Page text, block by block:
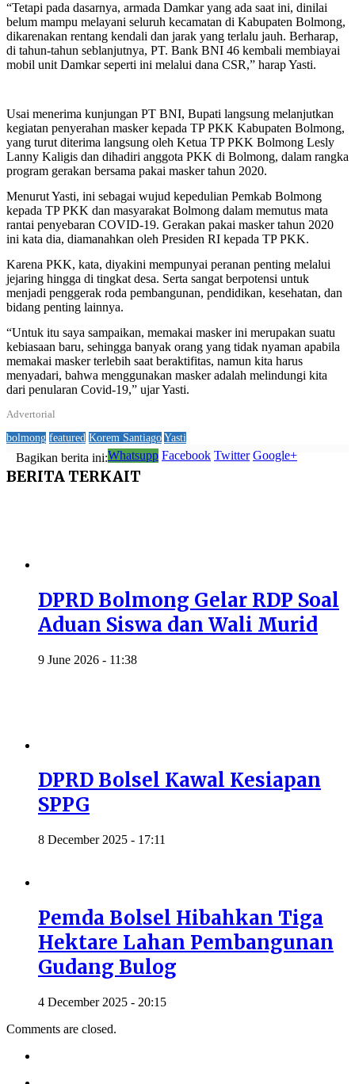
“Tetapi pada dasarnya, armada Damkar yang ada saat ini, dinilai
belum mampu melayani seluruh kecamatan di Kabupaten Bolmong,
dikarenakan rentang kendali dan jarak yang terlalu jauh. Berharap,
di tahun-tahun seblanjutnya, PT. Bank BNI 46 kembali membiayai
mobil unit Damkar seperti ini melalui dana CSR,” harap Yasti.
Usai menerima kunjungan PT BNI, Bupati langsung melanjutkan
kegiatan penyerahan masker kepada TP PKK Kabupaten Bolmong,
yang turut diterima langsung oleh Ketua TP PKK Bolmong Lesly
Lanny Kaligis dan dihadiri anggota PKK di Bolmong, dalam rangka
program gerakan bersama pakai masker tahun 2020.
Menurut Yasti, ini sebagai wujud kepedulian Pemkab Bolmong
kepada TP PKK dan masyarakat Bolmong dalam memutus mata
rantai penyebaran COVID-19. Gerakan pakai masker tahun 2020
ini kata dia, diamanahkan oleh Presiden RI kepada TP PKK.
Karena PKK, kata, diyakini mempunyai peranan penting melalui
jejaring hingga di tingkat desa. Serta sangat berpotensi untuk
menjadi penggerak roda pembangunan, pendidikan, kesehatan, dan
bidang penting lainnya.
“Untuk itu saya sampaikan, memakai masker ini merupakan suatu
kebiasaan baru, sehingga banyak orang yang tidak nyaman apabila
memakai masker terlebih saat beraktifitas, namun kita harus
menyadari, bahwa menggunakan masker adalah melindungi kita
dari penularan Covid-19,” ujar Yasti.
Advertorial
bolmong featured Korem Santiago Yasti
Bagikan berita ini:Whatsupp Facebook Twitter Google+
BERITA TERKAIT
DPRD Bolmong Gelar RDP Soal
Aduan Siswa dan Wali Murid
9 June 2026 - 11:38
DPRD Bolsel Kawal Kesiapan
SPPG
8 December 2025 - 17:11
Pemda Bolsel Hibahkan Tiga
Hektare Lahan Pembangunan
Gudang Bulog
4 December 2025 - 20:15
Comments are closed.